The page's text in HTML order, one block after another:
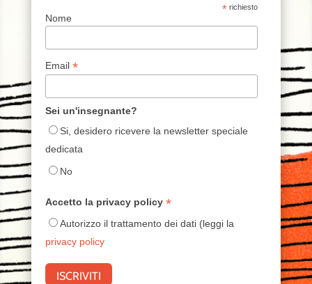
* richiesto
Nome
Email *
Sei un'insegnante?
Si, desidero ricevere la newsletter speciale
dedicata
No
Accetto la privacy policy *
Autorizzo il trattamento dei dati (leggi la
privacy policy